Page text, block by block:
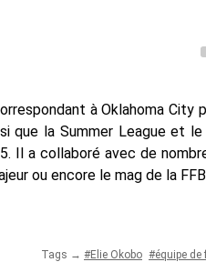
à Oklahoma City
que la Summer League et
Il a collaboré avec de
ou encore le mag de la
Tags → Elie Okobo équipe de